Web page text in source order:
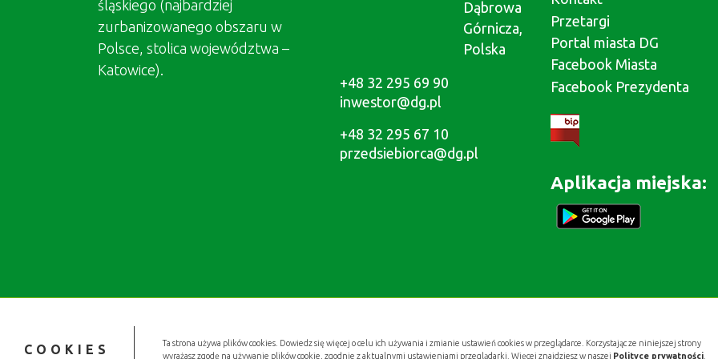
COOKIES
Ta strona używa plików cookies. Dowiedz się więcej o celu ich używania i zmianie ustawień cookies w przeglądarce. Korzystając ze niniejszej strony
wyrażasz zgodę na używanie plików cookie, zgodnie z aktualnymi ustawieniami przeglądarki. Więcej znajdziesz w naszej Polityce prywatności
śląskiego (najbardziej
zurbanizowanego obszaru w
Polsce, stolica województwa –
Katowice).
Dąbrowa
Górnicza,
Polska
+48 32 295 69 90
inwestor@dg.pl
+48 32 295 67 10
przedsiebiorca@dg.pl
Przetargi
Portal miasta DG
Facebook Miasta
Facebook Prezydenta
Aplikacja miejska: